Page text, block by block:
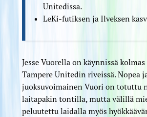
Unitedissa.
LeKi-futiksen ja Ilveksen
Jesse Vuorella on käynnissä kolmas
Tampere Unitedin riveissä. Nopea
juoksuvoimainen Vuori on totuttu
laitapakin tontilla, mutta välillä
peluutettu laidalla myös